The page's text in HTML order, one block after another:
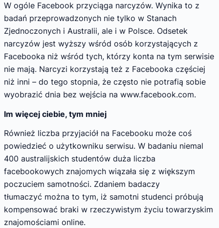
W ogóle Facebook przyciąga narcyzów. Wynika to z
badań przeprowadzonych nie tylko w Stanach
Zjednoczonych i Australii, ale i w Polsce. Odsetek
narcyzów jest wyższy wśród osób korzystających z
Facebooka niż wśród tych, którzy konta na tym serwisie
nie mają. Narcyzi korzystają też z Facebooka częściej
niż inni – do tego stopnia, że często nie potrafią sobie
wyobrazić dnia bez wejścia na www.facebook.com.
Im więcej ciebie, tym mniej
Również liczba przyjaciół na Facebooku może coś
powiedzieć o użytkowniku serwisu. W badaniu niemal
400 australijskich studentów duża liczba
facebookowych znajomych wiązała się z większym
poczuciem samotności. Zdaniem badaczy
tłumaczyć można to tym, iż samotni studenci próbują
kompensować braki w rzeczywistym życiu towarzyskim
znajomościami online.